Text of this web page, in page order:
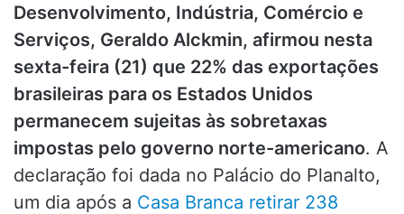
Desenvolvimento, Indústria, Comércio e
Serviços, Geraldo Alckmin, afirmou nesta
sexta-feira (21) que 22% das exportações
brasileiras para os Estados Unidos
permanecem sujeitas às sobretaxas
impostas pelo governo norte-americano. A
declaração foi dada no Palácio do Planalto,
um dia após a Casa Branca retirar 238